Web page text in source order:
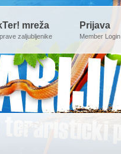
mreža
zaljubljenike
Prijava
Member Login